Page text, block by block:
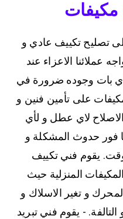
مكيفات
تصليح تكييف عادي و
عملائنا الاعزاء عند
بات وجوده ضرورة في
على تأمين فنين و
لاي عطل و لأي
فور حدوث المشكلة و
يقوم فني تكييف
المنزلية حيث
و تغير الاسلاك و
التالفة. - يقوم فني تبريد